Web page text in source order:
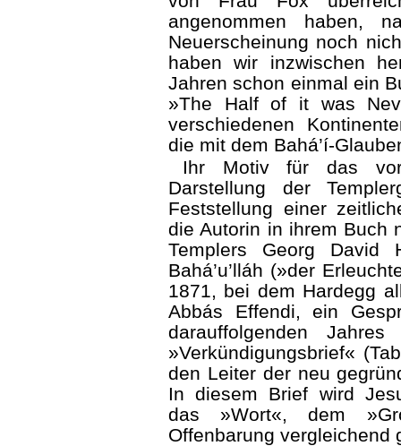
angenommen haben,
Neuerscheinung noch
haben wir inzwischen
Jahren schon einmal ein
»The Half of it was
verschiedenen
die mit dem Bahá’í-
Ihr Motiv für das
Darstellung der
Feststellung einer
die Autorin in ihrem Buch
Templers Georg David
Bahá’u’lláh (»der
1871, bei dem Hardegg
Abbás Effendi, ein
darauffolgenden
»Verkündigungsbrief«
den Leiter der neu
In diesem Brief wird
das »Wort«, dem
Offenbarung vergleichend